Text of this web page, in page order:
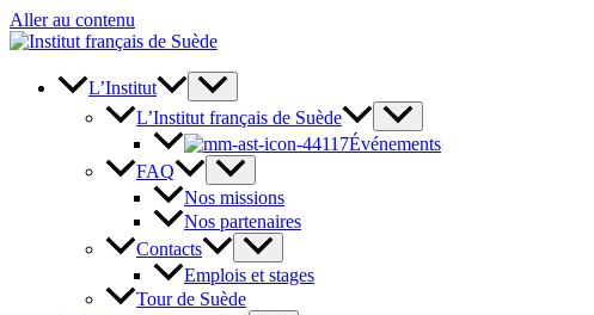
Aller au contenu
L’Institut
L’Institut français de Suède
Événements
FAQ
Nos missions
Nos partenaires
Contacts
Emplois et stages
Tour de Suède